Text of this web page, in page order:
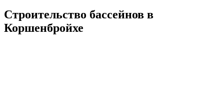
Строительство бассейнов в
Коршенбройхе